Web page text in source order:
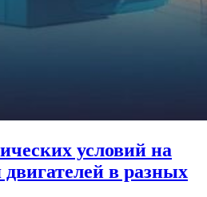
условий на
в разных